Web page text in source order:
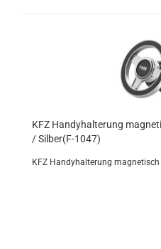
KFZ Han­dy­hal­te­rung
/ Sil­ber(F-​1047)
KFZ Han­dy­hal­te­rung